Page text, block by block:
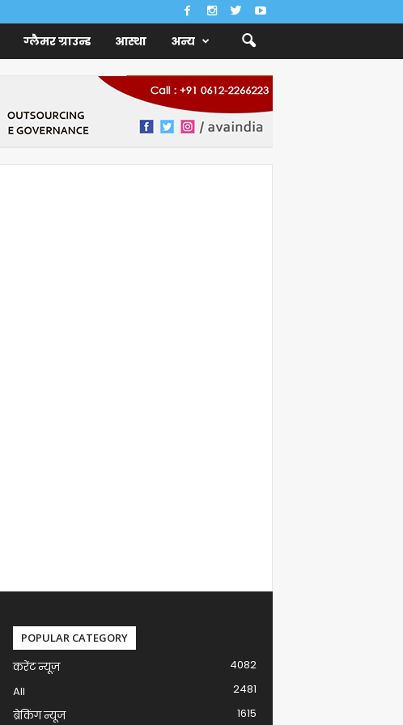
ग्लैमर ग्राउन्ड आस्था अन्य
POPULAR CATEGORY
करेंट न्यूज़
4082
All
2481
ब्रेकिंग न्यूज
1615